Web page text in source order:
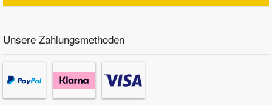
Unsere Zahlungsmethoden